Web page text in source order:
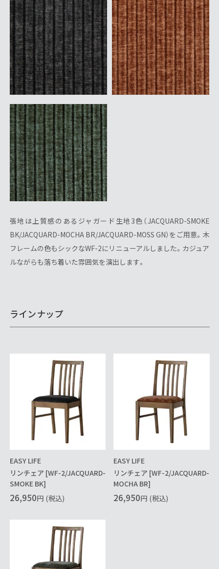
張地は上質感のあるジャガード生地3色（JACQUARD-SMOKE
BK/JACQUARD-MOCHA BR/JACQUARD-MOSS GN）をご用意。木
フレームの色もシックなWF-2にリニューアルしました。カジュア
ルながらも落ち着いた雰囲気を演出します。
ラインナップ
EASY LIFE
リンチェア [WF-2/JACQUARD-
SMOKE BK]
26,950円 (税込)
EASY LIFE
リンチェア [WF-2/JACQUARD-
MOCHA BR]
26,950円 (税込)